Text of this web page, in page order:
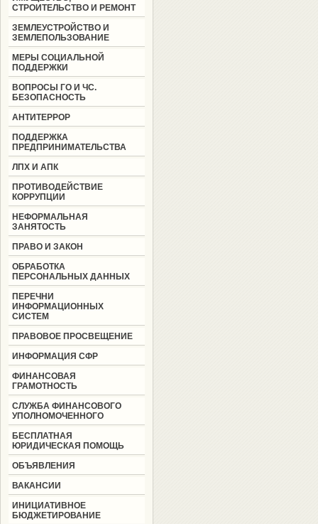
СТРОИТЕЛЬСТВО И РЕМОНТ
ЗЕМЛЕУСТРОЙСТВО И
ЗЕМЛЕПОЛЬЗОВАНИЕ
МЕРЫ СОЦИАЛЬНОЙ
ПОДДЕРЖКИ
ВОПРОСЫ ГО И ЧС.
БЕЗОПАСНОСТЬ
АНТИТЕРРОР
ПОДДЕРЖКА
ПРЕДПРИНИМАТЕЛЬСТВА
ЛПХ И АПК
ПРОТИВОДЕЙСТВИЕ
КОРРУПЦИИ
НЕФОРМАЛЬНАЯ
ЗАНЯТОСТЬ
ПРАВО И ЗАКОН
ОБРАБОТКА
ПЕРСОНАЛЬНЫХ ДАННЫХ
ПЕРЕЧНИ
ИНФОРМАЦИОННЫХ
СИСТЕМ
ПРАВОВОЕ ПРОСВЕЩЕНИЕ
ИНФОРМАЦИЯ СФР
ФИНАНСОВАЯ
ГРАМОТНОСТЬ
СЛУЖБА ФИНАНСОВОГО
УПОЛНОМОЧЕННОГО
БЕСПЛАТНАЯ
ЮРИДИЧЕСКАЯ ПОМОЩЬ
ОБЪЯВЛЕНИЯ
ВАКАНСИИ
ИНИЦИАТИВНОЕ
БЮДЖЕТИРОВАНИЕ